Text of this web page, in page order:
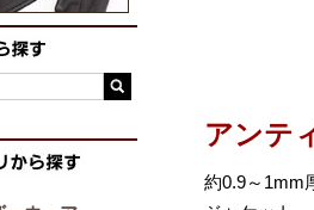
アンテ
約0.9～1mm